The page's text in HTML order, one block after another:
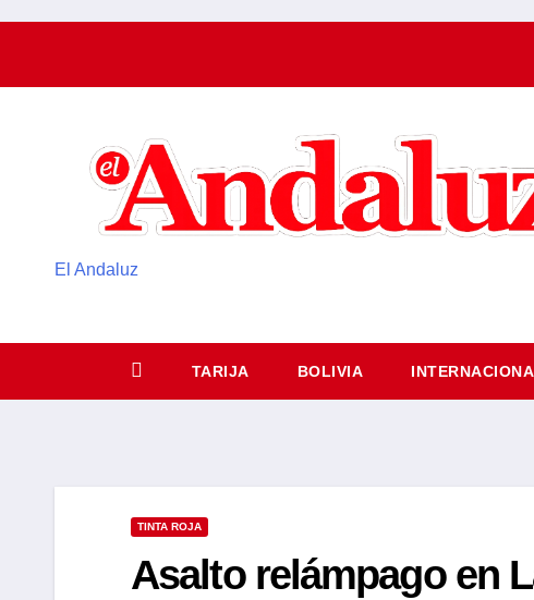
El Andaluz
TARIJA BOLIVIA
TINTA ROJA
Asalto relámpago en